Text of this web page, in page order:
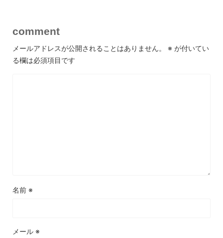
comment
メールアドレスが公開されることはありません。 ※ が付いてい
る欄は必須項目です
名前 ※
メール ※